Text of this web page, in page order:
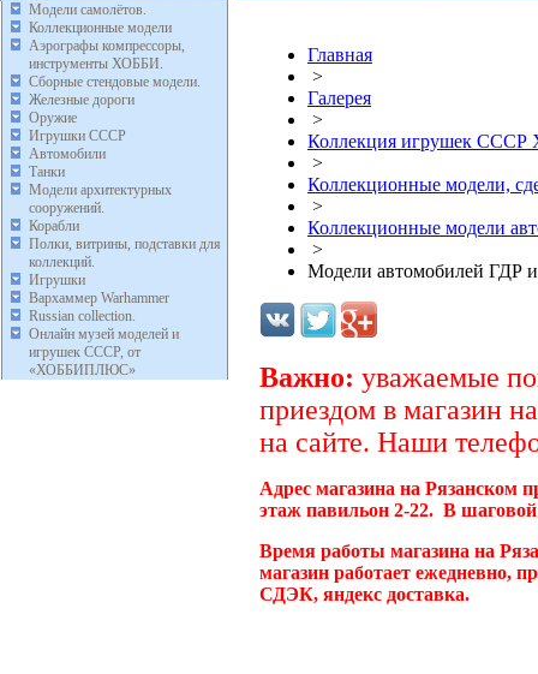
Модели самолётов.
Коллекционные модели
Аэрографы компрессоры,
инструменты ХОББИ.
Сборные стендовые модели.
Железные дороги
Оружие
Игрушки СССР
Автомобили
Танки
Модели архитектурных
сооружений.
Корабли
Полки, витрины, подставки для
коллекций.
Игрушки
Вархаммер Warhammer
Russian collection.
Онлайн музей моделей и
игрушек СССР, от
«ХОББИПЛЮС»
Главная
>
Галерея
>
Коллекция игрушек
>
Коллекционные модели,
>
Коллекционные модели
>
Модели автомобилей ГДР
Важно: уважаемые
приездом в магазин
на сайте. Наши
Адрес магазина на Рязанском
этаж павильон 2-22. В
Время работы магазина на
магазин работает ежедневно,
СДЭК, яндекс доставка.